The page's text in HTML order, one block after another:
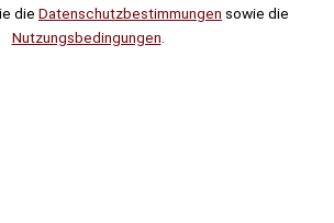
die Datenschutzbestimmungen sowie die
Nutzungsbedingungen